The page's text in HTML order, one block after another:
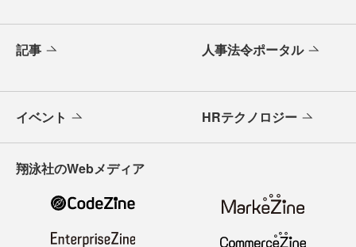
記事 人事法令ポータル
イベント HRテクノロジー
翔泳社のWebメディア